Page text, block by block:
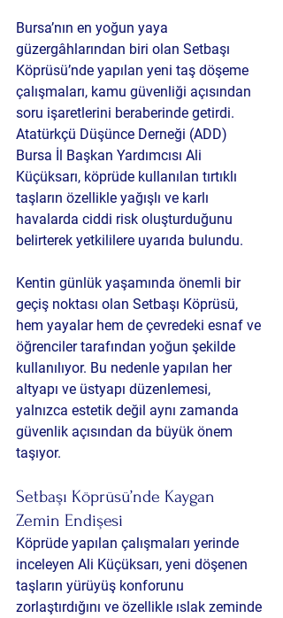
Bursa’nın en yoğun yaya
güzergâhlarından biri olan Setbaşı
Köprüsü’nde yapılan yeni taş döşeme
çalışmaları, kamu güvenliği açısından
soru işaretlerini beraberinde getirdi.
Atatürkçü Düşünce Derneği (ADD)
Bursa İl Başkan Yardımcısı Ali
Küçüksarı, köprüde kullanılan tırtıklı
taşların özellikle yağışlı ve karlı
havalarda ciddi risk oluşturduğunu
belirterek yetkililere uyarıda bulundu.
Kentin günlük yaşamında önemli bir
geçiş noktası olan Setbaşı Köprüsü,
hem yayalar hem de çevredeki esnaf ve
öğrenciler tarafından yoğun şekilde
kullanılıyor. Bu nedenle yapılan her
altyapı ve üstyapı düzenlemesi,
yalnızca estetik değil aynı zamanda
güvenlik açısından da büyük önem
taşıyor.
Setbaşı Köprüsü’nde Kaygan
Zemin Endişesi
Köprüde yapılan çalışmaları yerinde
inceleyen Ali Küçüksarı, yeni döşenen
taşların yürüyüş konforunu
zorlaştırdığını ve özellikle ıslak zeminde